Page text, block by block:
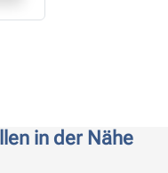
in der Nähe